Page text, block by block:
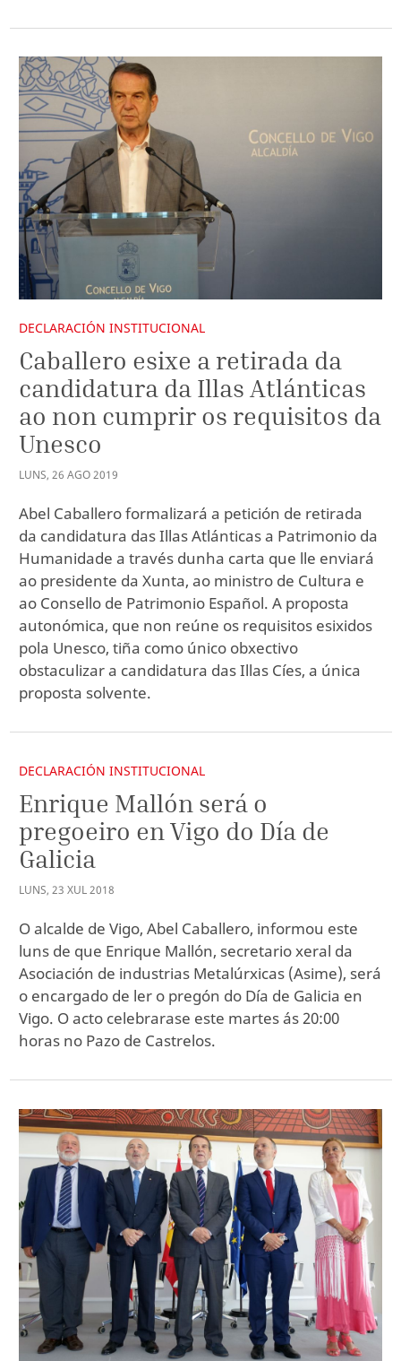
DECLARACIÓN INSTITUCIONAL
Caballero esixe a retirada da
candidatura da Illas Atlánticas
ao non cumprir os requisitos da
Unesco
LUNS, 26 AGO2019
Abel Caballero formalizará a petición de retirada
da candidatura das Illas Atlánticas a Patrimonio da
Humanidade a través dunha carta que lle enviará
ao presidente da Xunta, ao ministro de Cultura e
ao Consello de Patrimonio Español. A proposta
autonómica, que non reúne os requisitos esixidos
pola Unesco, tiña como único obxectivo
obstaculizar a candidatura das Illas Cíes, a única
proposta solvente.
DECLARACIÓN INSTITUCIONAL
Enrique Mallón será o
pregoeiro en Vigo do Día de
Galicia
LUNS, 23 XUL2018
O alcalde de Vigo, Abel Caballero, informou este
luns de que Enrique Mallón, secretario xeral da
Asociación de industrias Metalúrxicas (Asime), será
o encargado de ler o pregón do Día de Galicia en
Vigo. O acto celebrarase este martes ás 20:00
horas no Pazo de Castrelos.